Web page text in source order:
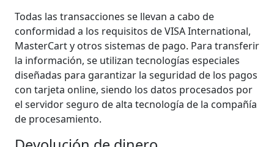
Todas las transacciones se llevan a cabo de
conformidad a los requisitos de VISA International,
MasterCart y otros sistemas de pago. Para transferir
la información, se utilizan tecnologías especiales
diseñadas para garantizar la seguridad de los pagos
con tarjeta online, siendo los datos procesados por
el servidor seguro de alta tecnología de la compañía
de procesamiento.